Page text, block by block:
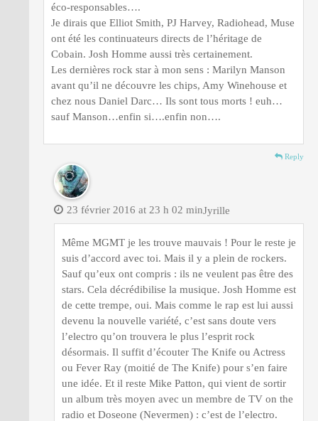
éco-responsables….
Je dirais que Elliot Smith, PJ Harvey, Radiohead, Muse
ont été les continuateurs directs de l’héritage de
Cobain. Josh Homme aussi très certainement.
Les dernières rock star à mon sens : Marilyn Manson
avant qu’il ne découvre les chips, Amy Winehouse et
chez nous Daniel Darc… Ils sont tous morts ! euh…
sauf Manson…enfin si….enfin non….
Reply
Jyrille
23 février 2016 at 23 h 02 min
Même MGMT je les trouve mauvais ! Pour le reste je
suis d’accord avec toi. Mais il y a plein de rockers.
Sauf qu’eux ont compris : ils ne veulent pas être des
stars. Cela décrédibilise la musique. Josh Homme est
de cette trempe, oui. Mais comme le rap est lui aussi
devenu la nouvelle variété, c’est sans doute vers
l’electro qu’on trouvera le plus l’esprit rock
désormais. Il suffit d’écouter The Knife ou Actress
ou Fever Ray (moitié de The Knife) pour s’en faire
une idée. Et il reste Mike Patton, qui vient de sortir
un album très moyen avec un membre de TV on the
radio et Doseone (Nevermen) : c’est de l’electro.